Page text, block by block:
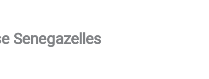
Senegazelles